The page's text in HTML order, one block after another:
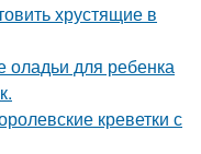
хрустящие в
оладьи для ребенка
креветки с